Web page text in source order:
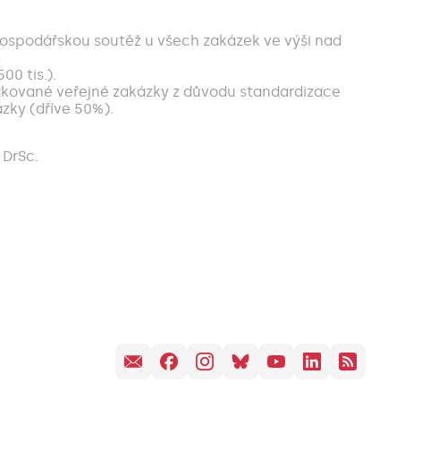
soutěž u všech zakázek ve výši nad
tis.).
veřejné zakázky z důvodu standardizace
(dříve 50%).